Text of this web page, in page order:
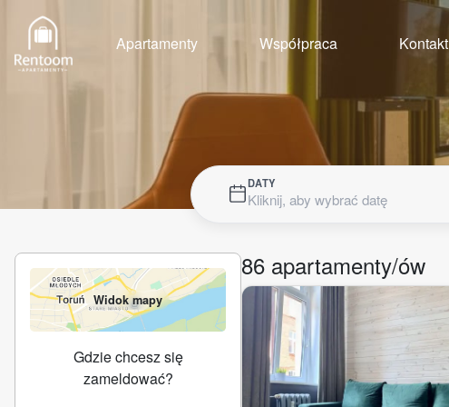
Apartamenty Współpraca Kontakt
DATY
Kliknij, aby wybrać datę
Widok mapy
Gdzie chcesz się
zameldować?
86 apartamenty/ów